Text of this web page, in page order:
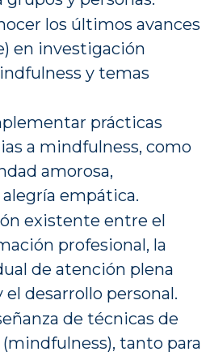
los últimos avances
en investigación
y temas
prácticas
a mindfulness, como
amorosa,
empática.
existente entre el
profesional, la
de atención plena
desarrollo personal.
de técnicas de
tanto para